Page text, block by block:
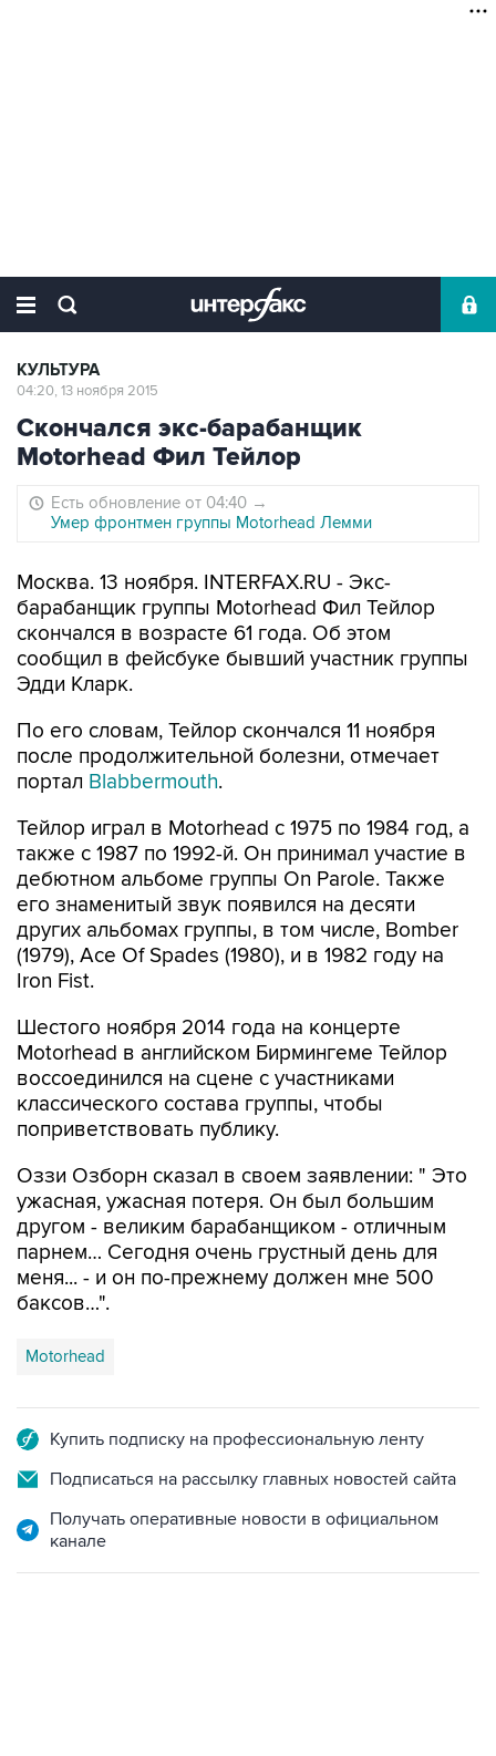
КУЛЬТУРА
04:20, 13 ноября 2015
Скончался экс-барабанщик
Motorhead Фил Тейлор
Есть обновление от 04:40 →
Умер фронтмен группы Motorhead Лемми
Москва. 13 ноября. INTERFAX.RU - Экс-
барабанщик группы Motorhead Фил Тейлор
скончался в возрасте 61 года. Об этом
сообщил в фейсбуке бывший участник группы
Эдди Кларк.
По его словам, Тейлор скончался 11 ноября
после продолжительной болезни, отмечает
портал Blabbermouth.
Тейлор играл в Motorhead с 1975 по 1984 год, а
также с 1987 по 1992-й. Он принимал участие в
дебютном альбоме группы On Parole. Также
его знаменитый звук появился на десяти
других альбомах группы, в том числе, Bomber
(1979), Ace Of Spades (1980), и в 1982 году на
Iron Fist.
Шестого ноября 2014 года на концерте
Motоrhead в английском Бирмингеме Тейлор
воссоединился на сцене с участниками
классического состава группы, чтобы
поприветствовать публику.
Оззи Озборн сказал в своем заявлении: " Это
ужасная, ужасная потеря. Он был большим
другом - великим барабанщиком - отличным
парнем… Сегодня очень грустный день для
меня... - и он по-прежнему должен мне 500
баксов…".
Motorhead
Купить подписку на профессиональную ленту
Подписаться на рассылку главных новостей сайта
Получать оперативные новости в официальном
канале